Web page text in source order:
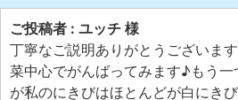
製品レビュー
スキンケア基礎講座
コスメ辞典 化粧品成分検索
ご投稿者 : ユッチ 様
丁寧なご説明ありがとうございま
菜中心でがんばってみます♪もう
が私のにきびはほとんどが白にき